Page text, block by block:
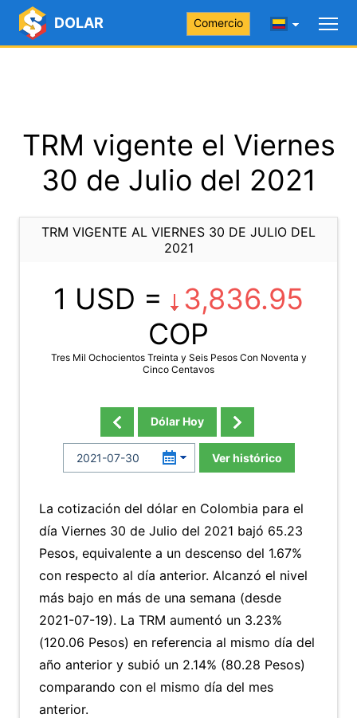
DOLAR Comercio
TRM vigente el Viernes
30 de Julio del 2021
TRM VIGENTE AL VIERNES 30 DE JULIO DEL
2021
1 USD =
3,836.95
COP
Tres Mil Ochocientos Treinta y Seis Pesos Con Noventa y
Cinco Centavos
Dólar Hoy
Ver histórico
La cotización del dólar en Colombia para el
día Viernes 30 de Julio del 2021 bajó 65.23
Pesos, equivalente a un descenso del 1.67%
con respecto al día anterior. Alcanzó el nivel
más bajo en más de una semana (desde
2021-07-19). La TRM aumentó un 3.23%
(120.06 Pesos) en referencia al mismo día del
año anterior y subió un 2.14% (80.28 Pesos)
comparando con el mismo día del mes
anterior.